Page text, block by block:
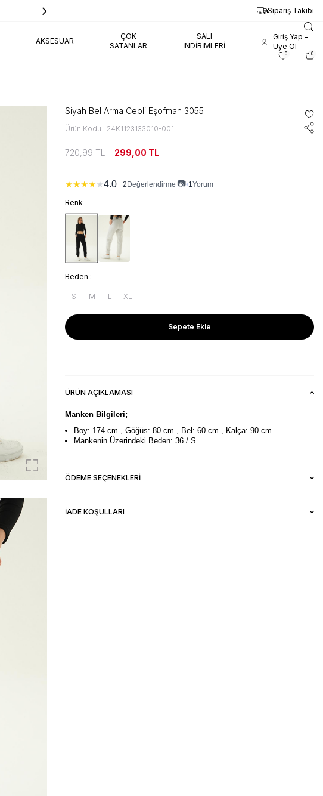
Sipariş Takibi
AKSESUAR
ÇOK
SATANLAR
SALI
İNDIRIMLERI
Giriş Yap -
Üye Ol
0 0
Siyah Bel Arma Cepli Eşofman 3055
Ürün Kodu : 24K1123133010-001
720,99TL 299,00 TL
★★★★★4.0 2 Değerlendirme 📷•1 Yorum
Renk
Beden :
S M L XL
Sepete Ekle
ÜRÜN AÇIKLAMASI
Manken Bilgileri;
Boy: 174 cm , Göğüs: 80 cm , Bel: 60 cm , Kalça: 90 cm
Mankenin Üzerindeki Beden: 36 / S
ÖDEME SEÇENEKLERI
İADE KOŞULLARI